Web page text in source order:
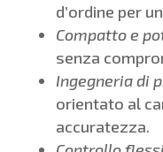
d’ordine per
Compatto e
senza
Ingegneria di
orientato al
accuratezza.